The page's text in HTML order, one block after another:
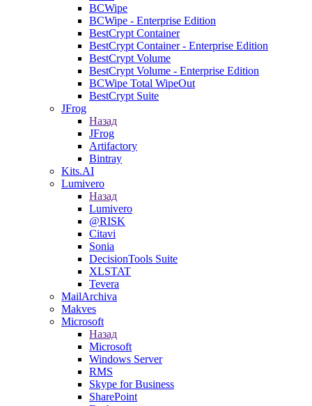
BCWipe
BCWipe - Enterprise Edition
BestCrypt Container
BestCrypt Container - Enterprise Edition
BestCrypt Volume
BestCrypt Volume - Enterprise Edition
BCWipe Total WipeOut
BestCrypt Suite
JFrog
Назад
JFrog
Artifactory
Bintray
Kits.AI
Lumivero
Назад
Lumivero
@RISK
Citavi
Sonia
DecisionTools Suite
XLSTAT
Tevera
MailArchiva
Makves
Microsoft
Назад
Microsoft
Windows Server
RMS
Skype for Business
SharePoint